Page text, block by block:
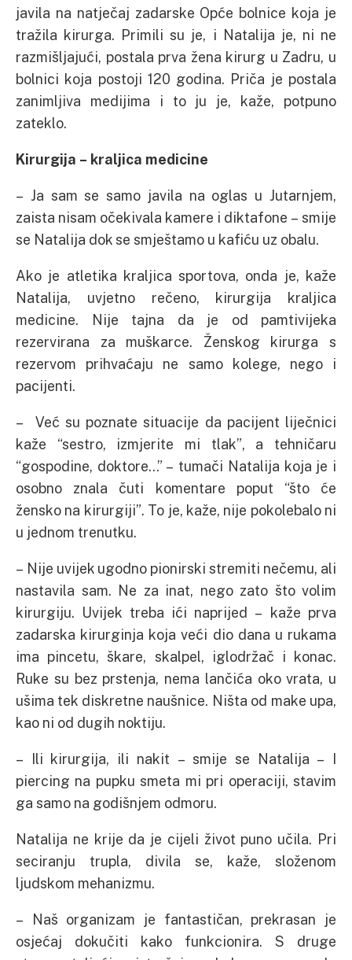
javila na natječaj zadarske Opće bolnice koja je
tražila kirurga. Primili su je, i Natalija je, ni ne
razmišljajući, postala prva žena kirurg u Zadru, u
bolnici koja postoji 120 godina. Priča je postala
zanimljiva medijima i to ju je, kaže, potpuno
zateklo.
Kirurgija – kraljica medicine
– Ja sam se samo javila na oglas u Jutarnjem,
zaista nisam očekivala kamere i diktafone – smije
se Natalija dok se smještamo u kafiću uz obalu.
Ako je atletika kraljica sportova, onda je, kaže
Natalija, uvjetno rečeno, kirurgija kraljica
medicine. Nije tajna da je od pamtivijeka
rezervirana za muškarce. Ženskog kirurga s
rezervom prihvaćaju ne samo kolege, nego i
pacijenti.
– Već su poznate situacije da pacijent liječnici
kaže “sestro, izmjerite mi tlak”, a tehničaru
“gospodine, doktore…” – tumači Natalija koja je i
osobno znala čuti komentare poput “što će
žensko na kirurgiji”. To je, kaže, nije pokolebalo ni
u jednom trenutku.
– Nije uvijek ugodno pionirski stremiti nečemu, ali
nastavila sam. Ne za inat, nego zato što volim
kirurgiju. Uvijek treba ići naprijed – kaže prva
zadarska kirurginja koja veći dio dana u rukama
ima pincetu, škare, skalpel, iglodržač i konac.
Ruke su bez prstenja, nema lančića oko vrata, u
ušima tek diskretne naušnice. Ništa od make upa,
kao ni od dugih noktiju.
– Ili kirurgija, ili nakit – smije se Natalija – I
piercing na pupku smeta mi pri operaciji, stavim
ga samo na godišnjem odmoru.
Natalija ne krije da je cijeli život puno učila. Pri
seciranju trupla, divila se, kaže, složenom
ljudskom mehanizmu.
– Naš organizam je fantastičan, prekrasan je
osjećaj dokučiti kako funkcionira. S druge